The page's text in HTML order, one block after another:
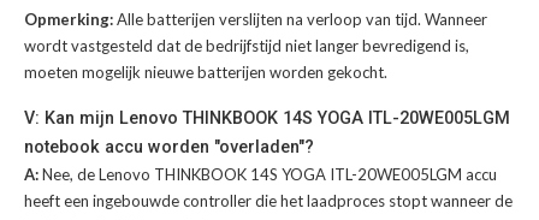
Opmerking:Alle batterijen verslijten na verloop van tijd. Wanneer
wordt vastgesteld dat de bedrijfstijd niet langer bevredigend is,
moeten mogelijk nieuwe batterijen worden gekocht.
V: Kan mijn Lenovo THINKBOOK 14S YOGA ITL-20WE005LGM
notebook accu worden "overladen"?
A:Nee, de Lenovo THINKBOOK 14S YOGA ITL-20WE005LGM accu
heeft een ingebouwde controller die het laadproces stopt wanneer de